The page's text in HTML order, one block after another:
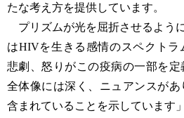
たな考え方を提供しています。
プリズムが光を屈折させるよう
はHIVを生きる感情のスペクトラ
悲劇、怒りがこの疫病の一部を
全体像には深く、ニュアンスが
含まれていることを示しています」